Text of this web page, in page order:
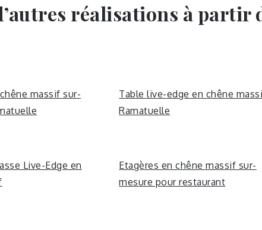
réalisations à partir
massif sur-
Table live-edge en chêne
Ramatuelle
Live-Edge en
Etagères en chêne massif sur-
mesure pour restaurant